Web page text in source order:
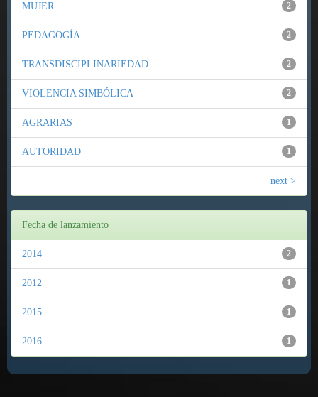
2
MUJER
2
PEDAGOGÍA
2
TRANSDISCIPLINARIEDAD
2
VIOLENCIA SIMBÓLICA
1
AGRARIAS
1
AUTORIDAD
next >
Fecha de lanzamiento
2
2014
1
2012
1
2015
1
2016